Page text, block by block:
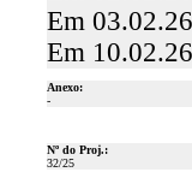
Em
Em
Anexo:
-
Nº do Proj.:
32/25